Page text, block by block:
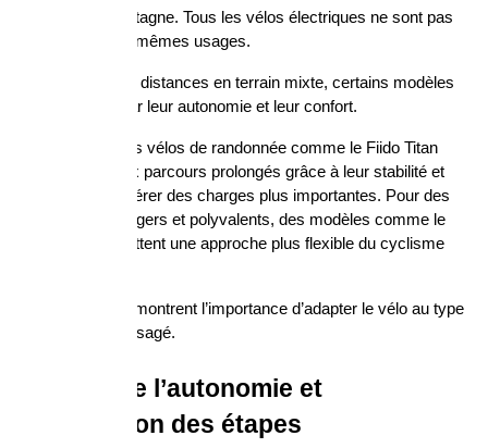
itinéraire en montagne. Tous les vélos électriques ne sont pas
conçus pour les mêmes usages.
Pour les longues distances en terrain mixte, certains modèles
se distinguent par leur autonomie et leur confort.
Par exemple, des vélos de randonnée comme le Fiido Titan
sont adaptés aux parcours prolongés grâce à leur stabilité et
leur capacité à gérer des charges plus importantes. Pour des
itinéraires plus légers et polyvalents, des modèles comme le
Fiido C21 permettent une approche plus flexible du cyclisme
Ces différences montrent l’importance d’adapter le vélo au type
de parcours envisagé.
Gestion de l’autonomie et
planification des étapes